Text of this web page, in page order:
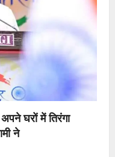
घरों में तिरंगा
ने